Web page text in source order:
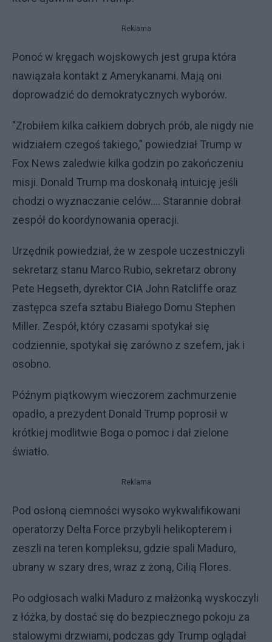
Reklama
Ponoć w kręgach wojskowych jest grupa która
nawiązała kontakt z Amerykanami. Mają oni
doprowadzić do demokratycznych wyborów.
"Zrobiłem kilka całkiem dobrych prób, ale nigdy nie
widziałem czegoś takiego," powiedział Trump w
Fox News zaledwie kilka godzin po zakończeniu
misji. Donald Trump ma doskonałą intuicję jeśli
chodzi o wyznaczanie celów.... Starannie dobrał
zespół do koordynowania operacji.
Urzędnik powiedział, że w zespole uczestniczyli
sekretarz stanu Marco Rubio, sekretarz obrony
Pete Hegseth, dyrektor CIA John Ratcliffe oraz
zastępca szefa sztabu Białego Domu Stephen
Miller. Zespół, który czasami spotykał się
codziennie, spotykał się zarówno z szefem, jak i
osobno.
Późnym piątkowym wieczorem zachmurzenie
opadło, a prezydent Donald Trump poprosił w
krótkiej modlitwie Boga o pomoc i dał zielone
światło.
Reklama
Pod osłoną ciemności wysoko wykwalifikowani
operatorzy Delta Force przybyli helikopterem i
zeszli na teren kompleksu, gdzie spali Maduro,
ubrany w szary dres, wraz z żoną, Cilią Flores.
Po odgłosach walki Maduro z małżonką wyskoczyli
z łóżka, by dostać się do bezpiecznego pokoju za
stalowymi drzwiami, podczas gdy Trump oglądał